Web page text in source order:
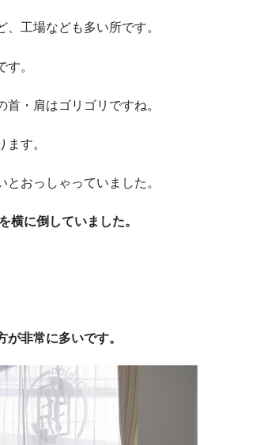
工場なども多い所です。
。
・肩はゴリゴリですね。
す。
おっしゃっていました。
横に倒していました。
非常に多いです。